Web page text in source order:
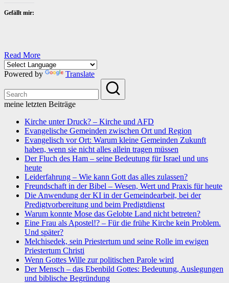
Gefällt mir:
Read More
Powered by Translate
meine letzten Beiträge
Kirche unter Druck? – Kirche und AFD
Evangelische Gemeinden zwischen Ort und Region
Evangelisch vor Ort: Warum kleine Gemeinden Zukunft
haben, wenn sie nicht alles allein tragen müssen
Der Fluch des Ham – seine Bedeutung für Israel und uns
heute
Leiderfahrung – Wie kann Gott das alles zulassen?
Freundschaft in der Bibel – Wesen, Wert und Praxis für heute
Die Anwendung der KI in der Gemeindearbeit, bei der
Predigtvorbereitung und beim Predigtdienst
Warum konnte Mose das Gelobte Land nicht betreten?
Eine Frau als Apostel!? – Für die frühe Kirche kein Problem.
Und später?
Melchisedek, sein Priestertum und seine Rolle im ewigen
Priestertum Christi
Wenn Gottes Wille zur politischen Parole wird
Der Mensch – das Ebenbild Gottes: Bedeutung, Auslegungen
und biblische Begründung